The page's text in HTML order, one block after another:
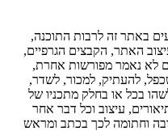
באתר זה לרבות התוכנה,
האתר, הקבצים הגרפיים,
לא נאמר מפורשות אחרת,
להעתיק, למכור, לשדר,
בכל או בחלק מתכניו של
עיצוב וכל דבר אחר
וחתומה לכך בכתב ומראש